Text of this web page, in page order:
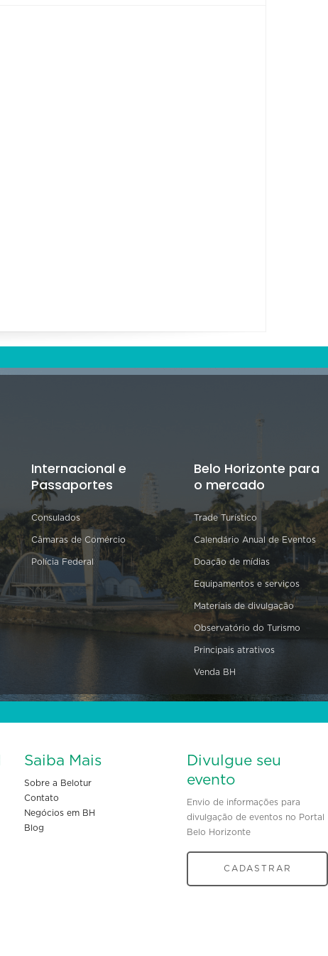
Internacional e
Passaportes
Consulados
Câmaras de Comércio
Polícia Federal
Belo Horizonte para
o mercado
Trade Turístico
Calendário Anual de Eventos
Doação de mídias
Equipamentos e serviços
Materiais de divulgação
Observatório do Turismo
Principais atrativos
Venda BH
Saiba Mais
Sobre a Belotur
Contato
Negócios em BH
Blog
Divulgue seu
evento
Envio de informações para
divulgação de eventos no Portal
Belo Horizonte
CADASTRAR